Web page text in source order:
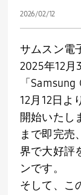
2026/02/12
サムスン電
2025年12
「
12月12日よ
開始いたし
まで即完売
界で大好評
ンです。
そして、こ